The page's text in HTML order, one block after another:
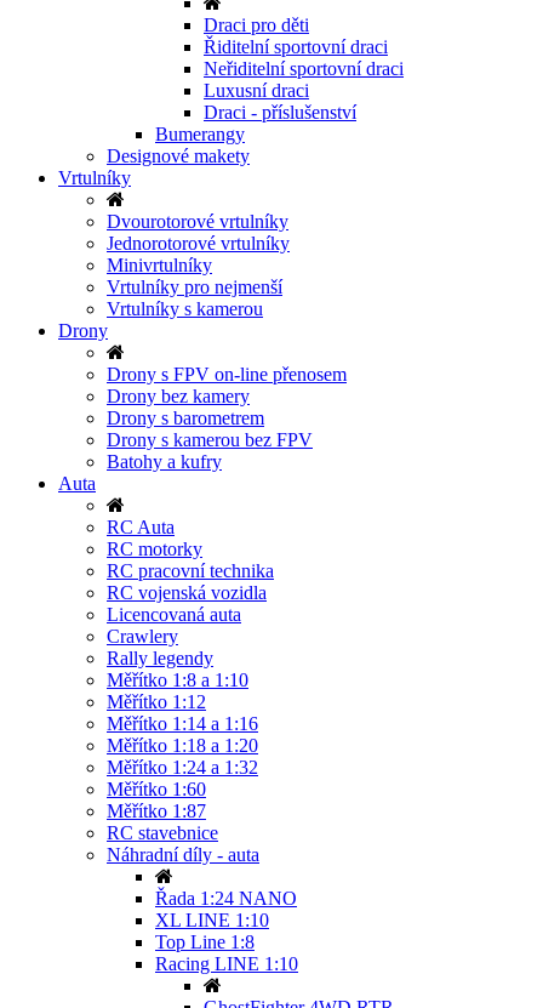
Draci pro děti
Řiditelní sportovní draci
Neřiditelní sportovní draci
Luxusní draci
Draci - příslušenství
Bumerangy
Designové makety
Vrtulníky
Dvourotorové vrtulníky
Jednorotorové vrtulníky
Minivrtulníky
Vrtulníky pro nejmenší
Vrtulníky s kamerou
Drony
Drony s FPV on-line přenosem
Drony bez kamery
Drony s barometrem
Drony s kamerou bez FPV
Batohy a kufry
Auta
RC Auta
RC motorky
RC pracovní technika
RC vojenská vozidla
Licencovaná auta
Crawlery
Rally legendy
Měřítko 1:8 a 1:10
Měřítko 1:12
Měřítko 1:14 a 1:16
Měřítko 1:18 a 1:20
Měřítko 1:24 a 1:32
Měřítko 1:60
Měřítko 1:87
RC stavebnice
Náhradní díly - auta
Řada 1:24 NANO
XL LINE 1:10
Top Line 1:8
Racing LINE 1:10